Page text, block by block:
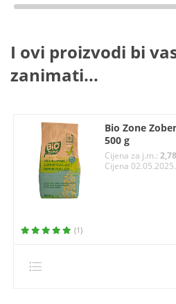
I ovi proizvodi bi
zanimati...
Bio Zone
500 g
Cijena za j.m.:
Cijena
(1)